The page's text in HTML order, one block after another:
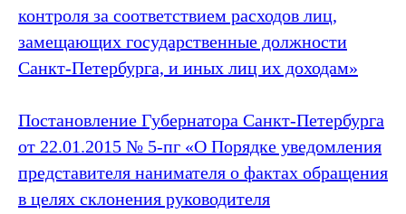
контроля за соответствием расходов лиц,
замещающих государственные должности
Санкт‑Петербурга, и иных лиц их доходам»
Постановление Губернатора Санкт‑Петербурга
от 22.01.2015 № 5-пг «О Порядке уведомления
представителя нанимателя о фактах обращения
в целях склонения руководителя